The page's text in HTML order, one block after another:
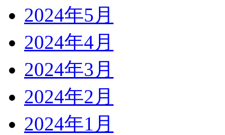
2024年5月
2024年4月
2024年3月
2024年2月
2024年1月